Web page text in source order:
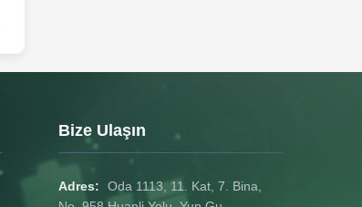
Bize Ulaşın
Adres:
Oda 1113, 11. Kat, 7. Bina,